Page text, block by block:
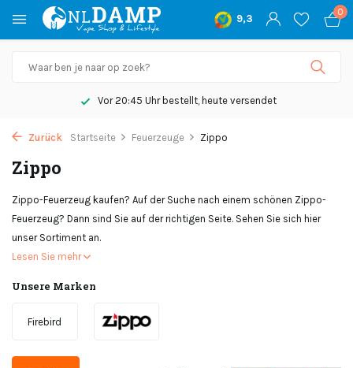
9,3
0
Vor 20:45 Uhr bestellt, heute versendet
Zurück Startseite Feuerzeuge Zippo
Zippo
Zippo-Feuerzeug kaufen? Auf der Suche nach einem schönen Zippo-
Feuerzeug? Dann sind Sie auf der richtigen Seite. Sehen Sie sich hier
unser Sortiment an.
Lesen Sie mehr
Unsere Marken
Firebird